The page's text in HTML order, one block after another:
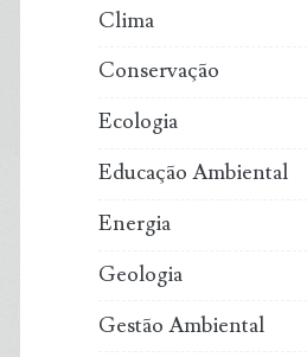
Clima
Conservação
Ecologia
Educação Ambiental
Energia
Geologia
Gestão Ambiental